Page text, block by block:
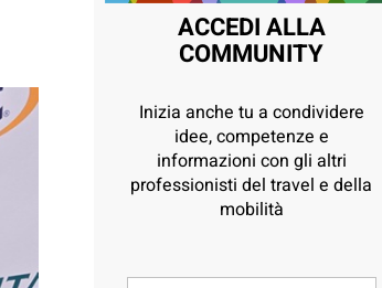
ACCEDI ALLA
COMMUNITY
Inizia anche tu a condividere
idee, competenze e
informazioni con gli altri
professionisti del travel e della
mobilità